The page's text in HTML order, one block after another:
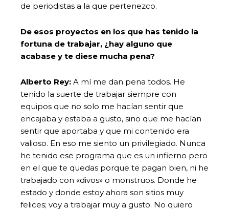
de periodistas a la que pertenezco.
De esos proyectos en los que has tenido la
fortuna de trabajar, ¿hay alguno que
acabase y te diese mucha pena?
Alberto Rey: A mí me dan pena todos. He
tenido la suerte de trabajar siempre con
equipos que no solo me hacían sentir que
encajaba y estaba a gusto, sino que me hacían
sentir que aportaba y que mi contenido era
valioso. En eso me siento un privilegiado. Nunca
he tenido ese programa que es un infierno pero
en el que te quedas porque te pagan bien, ni he
trabajado con «divos» o monstruos. Donde he
estado y donde estoy ahora son sitios muy
felices; voy a trabajar muy a gusto. No quiero